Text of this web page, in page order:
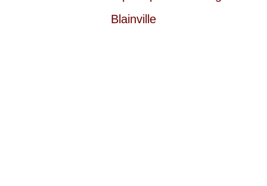
Blainville